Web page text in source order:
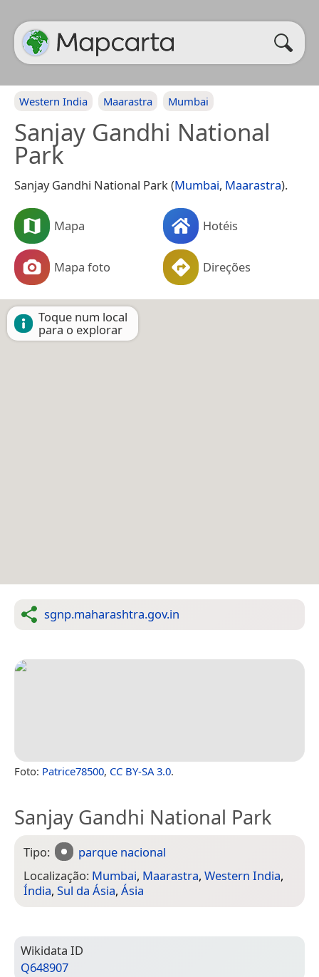
Western India Maarastra Mumbai
Sanjay Gandhi National
Park
Sanjay Gandhi National Park (Mumbai, Maarastra).
Mapa Hotéis
Mapa foto Direções
Toque num local
para o explorar
sgnp.maharashtra.gov.in
Foto: Patrice78500, CC BY-SA 3.0.
Sanjay Gandhi National Park
Tipo:
parque nacional
Localização: Mumbai, Maarastra, Western India,
Índia, Sul da Ásia, Ásia
Wiki­data ID
Q648907